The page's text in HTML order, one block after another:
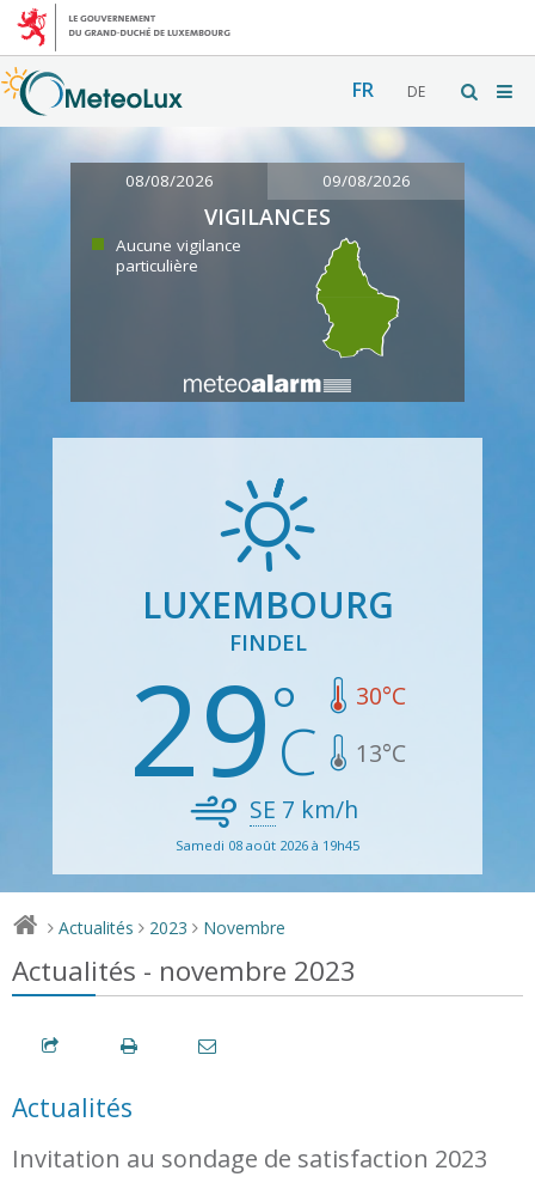
FR DE
08/08/2026 09/08/2026
VIGILANCES
Aucune vigilance
particulière
LUXEMBOURG
FINDEL
29 30°C
13°C
SE 7 km/h
Samedi 08 août 2026 à 19h45
> Actualités > 2023 > Novembre
Actualités - novembre 2023
Actualités
Invitation au sondage de satisfaction 2023